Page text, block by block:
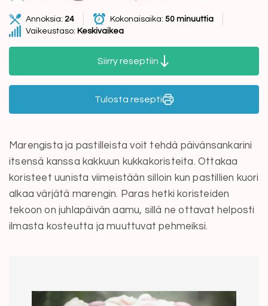
Annoksia: 24 Kokonaisaika: 50 minuuttia
Vaikeustaso: Keskivaikea
Siirry reseptiin
Tulosta resepti
Marengista ja pastilleista voit tehdä päivänsankarini
itsensä kanssa kakkuun kukkakoristeita. Ottakaa
koristeet uunista viimeistään silloin kun pastillien kuori
alkaa värjätä marengin. Paras hetki koristeiden
tekoon on juhlapäivän aamu, sillä ne ottavat helposti
ilmasta kosteutta ja muuttuvat pehmeiksi.